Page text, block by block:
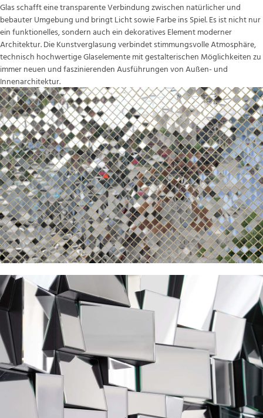
Glas schafft eine transparente Verbindung zwischen natürlicher und
bebauter Umgebung und bringt Licht sowie Farbe ins Spiel. Es ist nicht nur
ein funktionelles, sondern auch ein dekoratives Element moderner
Architektur. Die Kunstverglasung verbindet stimmungsvolle Atmosphäre,
technisch hochwertige Glaselemente mit gestalterischen Möglichkeiten zu
immer neuen und faszinierenden Ausführungen von Außen- und
Innenarchitektur.